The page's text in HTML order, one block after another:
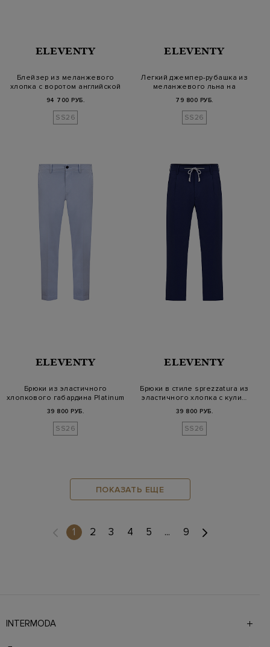
ELEVENTY
Блейзер из меланжевого
хлопка с воротом английской
94 700 РУБ.
SS26
ELEVENTY
Легкий джемпер-рубашка из
меланжевого льна на
79 800 РУБ.
SS26
ELEVENTY
Брюки из эластичного
хлопкового габардина Platinum
39 800 РУБ.
SS26
ELEVENTY
Брюки в стиле sprezzatura из
эластичного хлопка с кули…
39 800 РУБ.
SS26
ПОКАЗАТЬ ЕЩЕ
1 (current)
2 3 4 5 ... 9
INTERMODA